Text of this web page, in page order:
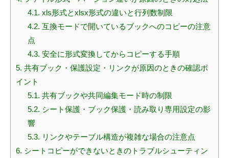
4.1. xls形式とxlsx形式の違いと行列数制限
4.2. 互換モードで開いているブックへのコピーの注意
点
4.3. 安全に形式変換してからコピーする手順
5. 共有ブック・保護設定・リンクが原因のときの確認ポ
イント
5.1. 共有ブックや共同編集モード時の制限
5.2. シート保護・ブック保護・読み取り専用設定の影
響
5.3. リンクやテーブル構造が複雑な場合の注意点
6. シートコピーができないときのトラブルシューティン